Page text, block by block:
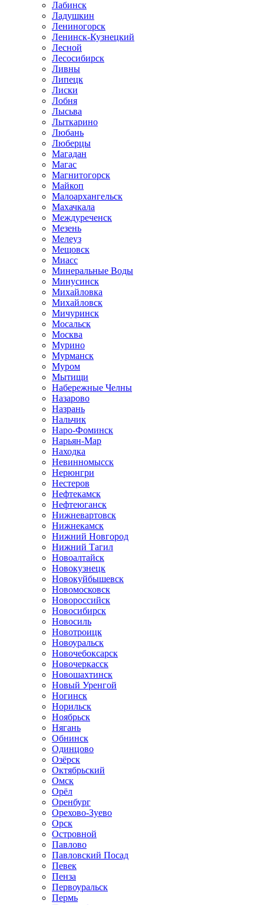
Лабинск
Ладушкин
Лениногорск
Ленинск-Кузнецкий
Лесной
Лесосибирск
Ливны
Липецк
Лиски
Лобня
Лысьва
Лыткарино
Любань
Люберцы
Магадан
Магас
Магнитогорск
Майкоп
Малоархангельск
Махачкала
Междуреченск
Мезень
Мелеуз
Мещовск
Миасс
Минеральные Воды
Минусинск
Михайловка
Михайловск
Мичуринск
Мосальск
Москва
Мурино
Мурманск
Муром
Мытищи
Набережные Челны
Назарово
Назрань
Нальчик
Наро-Фоминск
Нарьян-Мар
Находка
Невинномысск
Нерюнгри
Нестеров
Нефтекамск
Нефтеюганск
Нижневартовск
Нижнекамск
Нижний Новгород
Нижний Тагил
Новоалтайск
Новокузнецк
Новокуйбышевск
Новомосковск
Новороссийск
Новосибирск
Новосиль
Новотроицк
Новоуральск
Новочебоксарск
Новочеркасск
Новошахтинск
Новый Уренгой
Ногинск
Норильск
Ноябрьск
Нягань
Обнинск
Одинцово
Озёрск
Октябрьский
Омск
Орёл
Оренбург
Орехово-Зуево
Орск
Островной
Павлово
Павловский Посад
Певек
Пенза
Первоуральск
Пермь